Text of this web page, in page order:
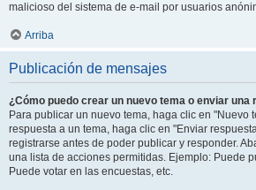
malicioso del sistema de e-mail por usuarios
Arriba
Publicación de mensajes
¿Cómo puedo crear un nuevo tema o enviar una
Para publicar un nuevo tema, haga clic en "Nuevo
respuesta a un tema, haga clic en "Enviar
registrarse antes de poder publicar y responder.
una lista de acciones permitidas. Ejemplo: Puede
Puede votar en las encuestas, etc.